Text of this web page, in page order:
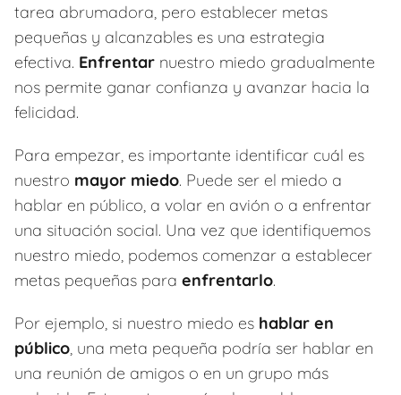
tarea abrumadora, pero establecer metas
pequeñas y alcanzables es una estrategia
efectiva. Enfrentar nuestro miedo gradualmente
nos permite ganar confianza y avanzar hacia la
felicidad.
Para empezar, es importante identificar cuál es
nuestro mayor miedo. Puede ser el miedo a
hablar en público, a volar en avión o a enfrentar
una situación social. Una vez que identifiquemos
nuestro miedo, podemos comenzar a establecer
metas pequeñas para enfrentarlo.
Por ejemplo, si nuestro miedo es hablar en
público, una meta pequeña podría ser hablar en
una reunión de amigos o en un grupo más